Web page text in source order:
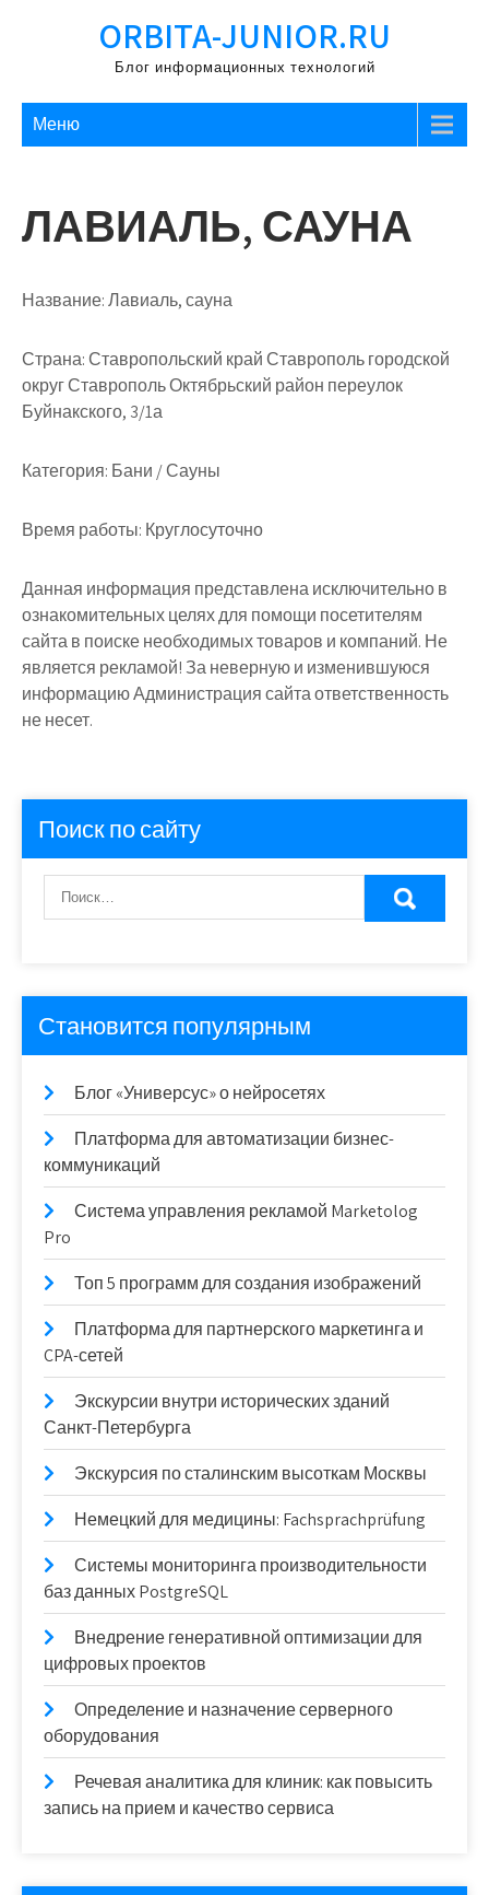
ORBITA-JUNIOR.RU
Блог информационных технологий
Меню
ЛАВИАЛЬ, САУНА
Название:Лавиаль, сауна
Страна:Ставропольский край Ставрополь городской
округ Ставрополь Октябрьский район переулок
Буйнакского, 3/1а
Категория: Бани / Сауны
Время работы: Круглосуточно
Данная информация представлена исключительно в
ознакомительных целях для помощи посетителям
сайта в поиске необходимых товаров и компаний. Не
является рекламой! За неверную и изменившуюся
информацию Администрация сайта ответственность
не несет.
Поиск по сайту
Становится популярным
Блог «Универсус» о нейросетях
Платформа для автоматизации бизнес-
коммуникаций
Система управления рекламой Marketolog
Pro
Топ 5 программ для создания изображений
Платформа для партнерского маркетинга и
CPA-сетей
Экскурсии внутри исторических зданий
Санкт-Петербурга
Экскурсия по сталинским высоткам Москвы
Немецкий для медицины: Fachsprachprüfung
Системы мониторинга производительности
баз данных PostgreSQL
Внедрение генеративной оптимизации для
цифровых проектов
Определение и назначение серверного
оборудования
Речевая аналитика для клиник: как повысить
запись на прием и качество сервиса